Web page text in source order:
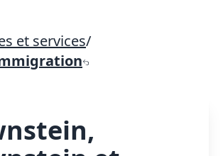
et services/